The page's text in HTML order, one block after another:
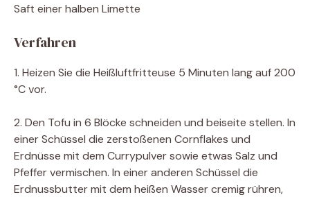
Saft einer halben Limette
Verfahren
1. Heizen Sie die Heißluftfritteuse 5 Minuten lang auf 200
°C vor.
2. Den Tofu in 6 Blöcke schneiden und beiseite stellen. In
einer Schüssel die zerstoßenen Cornflakes und
Erdnüsse mit dem Currypulver sowie etwas Salz und
Pfeffer vermischen. In einer anderen Schüssel die
Erdnussbutter mit dem heißen Wasser cremig rühren,